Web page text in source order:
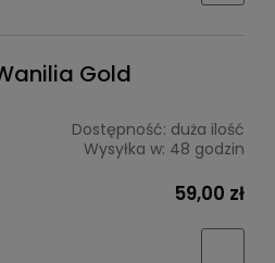
Gold
Dostępność: duża ilość
Wysyłka w: 48 godzin
59,00 zł